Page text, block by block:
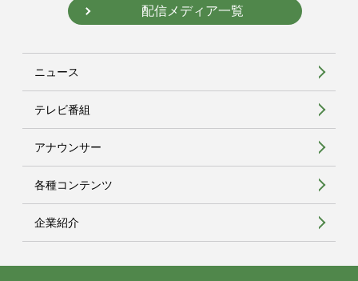
配信メディア一覧
ニュース
テレビ番組
アナウンサー
各種コンテンツ
企業紹介